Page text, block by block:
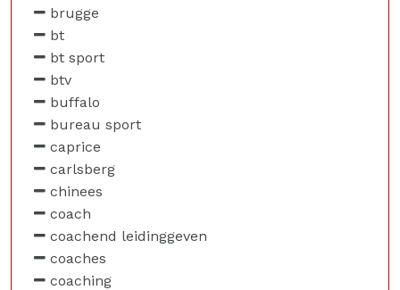
brugge
bt
bt sport
btv
buffalo
bureau sport
caprice
carlsberg
chinees
coach
coachend leidinggeven
coaches
coaching